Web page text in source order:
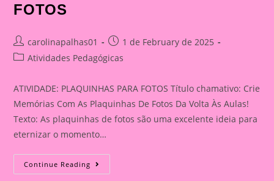
FOTOS
Post
author:
carolinapalhas01
Post
published:
1 de February de 2025
PostAtividades Pedagógicas
ATIVIDADE: PLAQUINHAS PARA FOTOS Título chamativo: Crie
Memórias Com As Plaquinhas De Fotos Da Volta Às Aulas!
Texto: As plaquinhas de fotos são uma excelente ideia para
eternizar o momento…
Continue Reading ATIVIDADE:
PLAQUINHAS